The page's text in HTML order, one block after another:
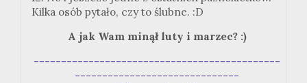
Kilka osób pytało, czy to ślubne. :D
A jak Wam minął luty i marzec? :)
---------------------------------------------
------------------------------